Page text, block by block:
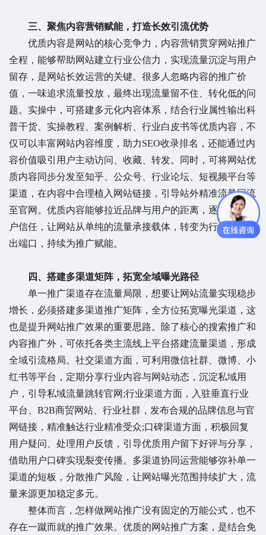
三、聚焦内容营销赋能，打造长效引流优势
优质内容是网站的核心竞争力，内容营销贯穿网站推广
全程，能够帮助网站建立行业公信力，实现流量沉淀与用户
留存，是网站长效运营的关键。很多人忽略内容的推广价
值，一味追求流量投放，最终出现流量留不住、转化低的问
题。实操中，可搭建多元化内容体系，结合行业属性输出科
普干货、实操教程、案例解析、行业白皮书等优质内容，不
仅可以丰富网站内容维度，助力SEO收录排名，还能通过内
容价值吸引用户主动访问、收藏、转发。同时，可将网站优
质内容同步分发至知乎、公众号、行业论坛、短视频平台等
渠道，在内容中合理植入网站链接，引导站外精准流量回流
至官网。优质内容能够拉近品牌与用户的距离，逐步积累用
户信任，让网站从单纯的流量承接载体，转变为行业价值输
出端口，持续为推广赋能。
四、搭建多渠道矩阵，拓宽全域曝光路径
单一推广渠道存在流量局限，想要让网站流量实现稳步
增长，必须搭建多渠道推广矩阵，全方位拓宽曝光渠道，这
也是提升网站推广效果的重要思路。除了核心的搜索推广和
内容推广外，可依托各类主流线上平台搭建流量渠道，形成
全域引流格局。社交渠道方面，可利用微信社群、微博、小
红书等平台，定期分享行业内容与网站动态，沉淀私域用
户，引导私域流量跳转官网;行业渠道方面，入驻垂直行业
平台、B2B商贸网站、行业社群，发布合规的品牌信息与官
网链接，精准触达行业精准受众;口碑渠道方面，积极回复
用户疑问、处理用户反馈，引导优质用户留下好评与分享，
借助用户口碑实现裂变传播。多渠道协同运营能够弥补单一
渠道的短板，分散推广风险，让网站曝光范围持续扩大，流
量来源更加稳定多元。
整体而言，怎样做网站推广没有固定的万能公式，也不
存在一蹴而就的推广效果。优质的网站推广方案，是结合免